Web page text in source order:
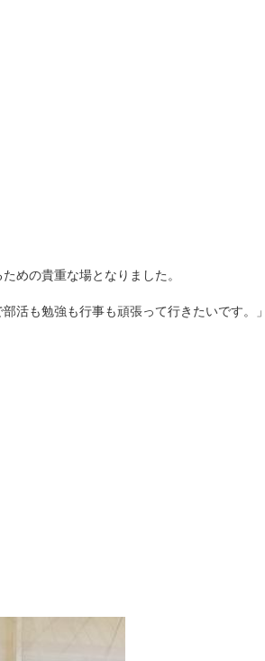
めの貴重な場となりました。
活も勉強も行事も頑張って行きたいです。